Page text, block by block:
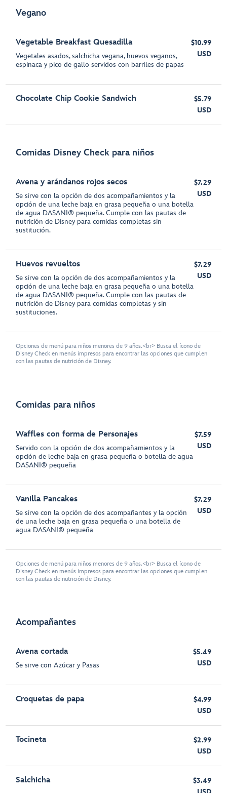
Vegano
Vegetable Breakfast Quesadilla
Vegetales asados, salchicha vegana, huevos veganos,
espinaca y pico de gallo servidos con barriles de papas
$10.99
USD
Chocolate Chip Cookie Sandwich
$5.79
USD
Comidas Disney Check para niños
Avena y arándanos rojos secos
Se sirve con la opción de dos acompañamientos y la
opción de una leche baja en grasa pequeña o una botella
de agua DASANI® pequeña. Cumple con las pautas de
nutrición de Disney para comidas completas sin
sustitución.
$7.29
USD
Huevos revueltos
Se sirve con la opción de dos acompañamientos y la
opción de una leche baja en grasa pequeña o una botella
de agua DASANI® pequeña. Cumple con las pautas de
nutrición de Disney para comidas completas y sin
sustituciones.
$7.29
USD
Opciones de menú para niños menores de 9 años.<br> Busca el ícono de
Disney Check en menús impresos para encontrar las opciones que cumplen
con las pautas de nutrición de Disney.
Comidas para niños
Waffles con forma de Personajes
Servido con la opción de dos acompañamientos y la
opción de leche baja en grasa pequeña o botella de agua
DASANI® pequeña
$7.59
USD
Vanilla Pancakes
Se sirve con la opción de dos acompañantes y la opción
de una leche baja en grasa pequeña o una botella de
agua DASANI®️ pequeña
$7.29
USD
Opciones de menú para niños menores de 9 años.<br> Busca el ícono de
Disney Check en menús impresos para encontrar las opciones que cumplen
con las pautas de nutrición de Disney.
Acompañantes
Avena cortada
Se sirve con Azúcar y Pasas
$5.49
USD
Croquetas de papa
$4.99
USD
Tocineta
$2.99
USD
Salchicha
$3.49